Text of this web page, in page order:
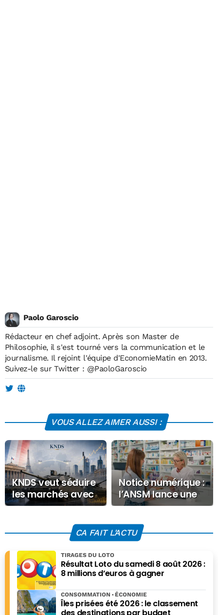
Paolo Garoscio
Rédacteur en chef adjoint. Après son Master de
Philosophie, il s'est tourné vers la communication et le
journalisme. Il rejoint l'équipe d'EconomieMatin en 2013.
Suivez-le sur Twitter : @PaoloGaroscio
VOUS ALLEZ AIMER AUSSI :
KNDS veut séduire
les marchés avec
une double
à Francfort
Notice numérique :
l’ANSM lance une
expérimentation
CA FAIT L'ACTU
Résultat Loto du samedi 8 août 2026 :
8 millions d’euros à gagner
TIRAGES DU LOTO
Îles prisées été 2026 : le classement
CONSOMMATION ÉCONOMIE